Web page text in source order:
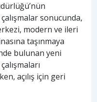
sonucunda,
modern ve ileri
taşınmaya
bulunan yeni
açılış için geri